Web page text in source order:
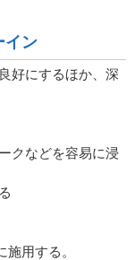
イン
好にするほか、深
クなどを容易に浸
用する。